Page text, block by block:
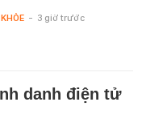
- 3 giờ trước
danh điện tử